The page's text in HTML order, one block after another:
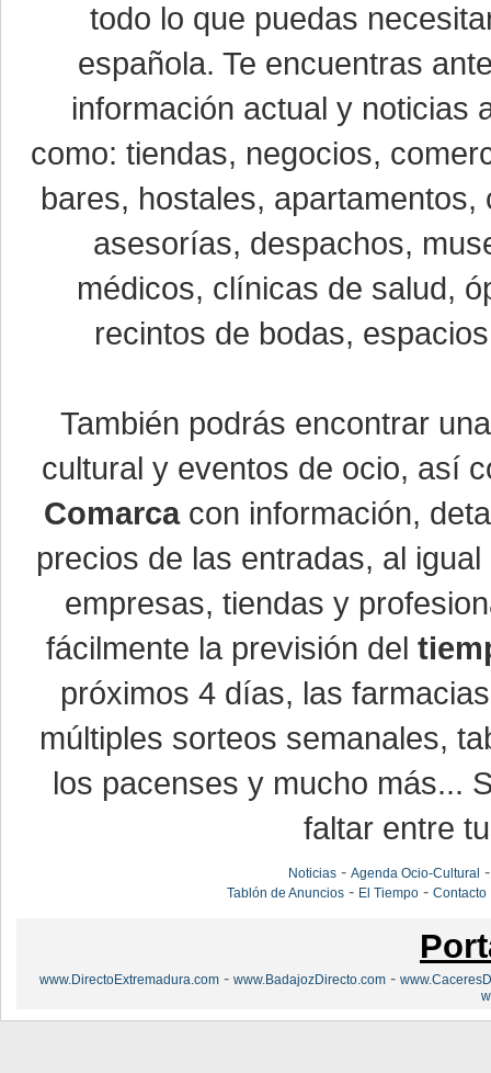
todo lo que puedas
española. Te encuentras
información actual y noticias
como: tiendas, negocios,
bares, hostales,
asesorías, despachos,
médicos, clínicas de salud,
recintos de bodas,
También podrás encontrar
cultural y eventos de ocio, así
Comarcacon información,
precios de las entradas, al
empresas, tiendas y
fácilmente la previsión del
próximos 4 días, las
múltiples sorteos semanales,
los pacenses y mucho más...
faltar entre
Noticias -Agenda Ocio-Cultural
Tablón de Anuncios - El Tiempo -Contacto
www.DirectoExtremadura.com - www.BadajozDirecto.com -